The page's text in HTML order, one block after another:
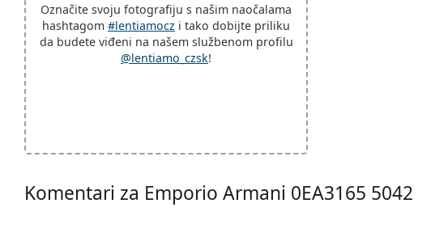
Označite svoju fotografiju s našim naočalama
hashtagom #lentiamocz i tako dobijte priliku
da budete viđeni na našem službenom profilu
@lentiamo_czsk!
Komentari za Emporio Armani 0EA3165 5042